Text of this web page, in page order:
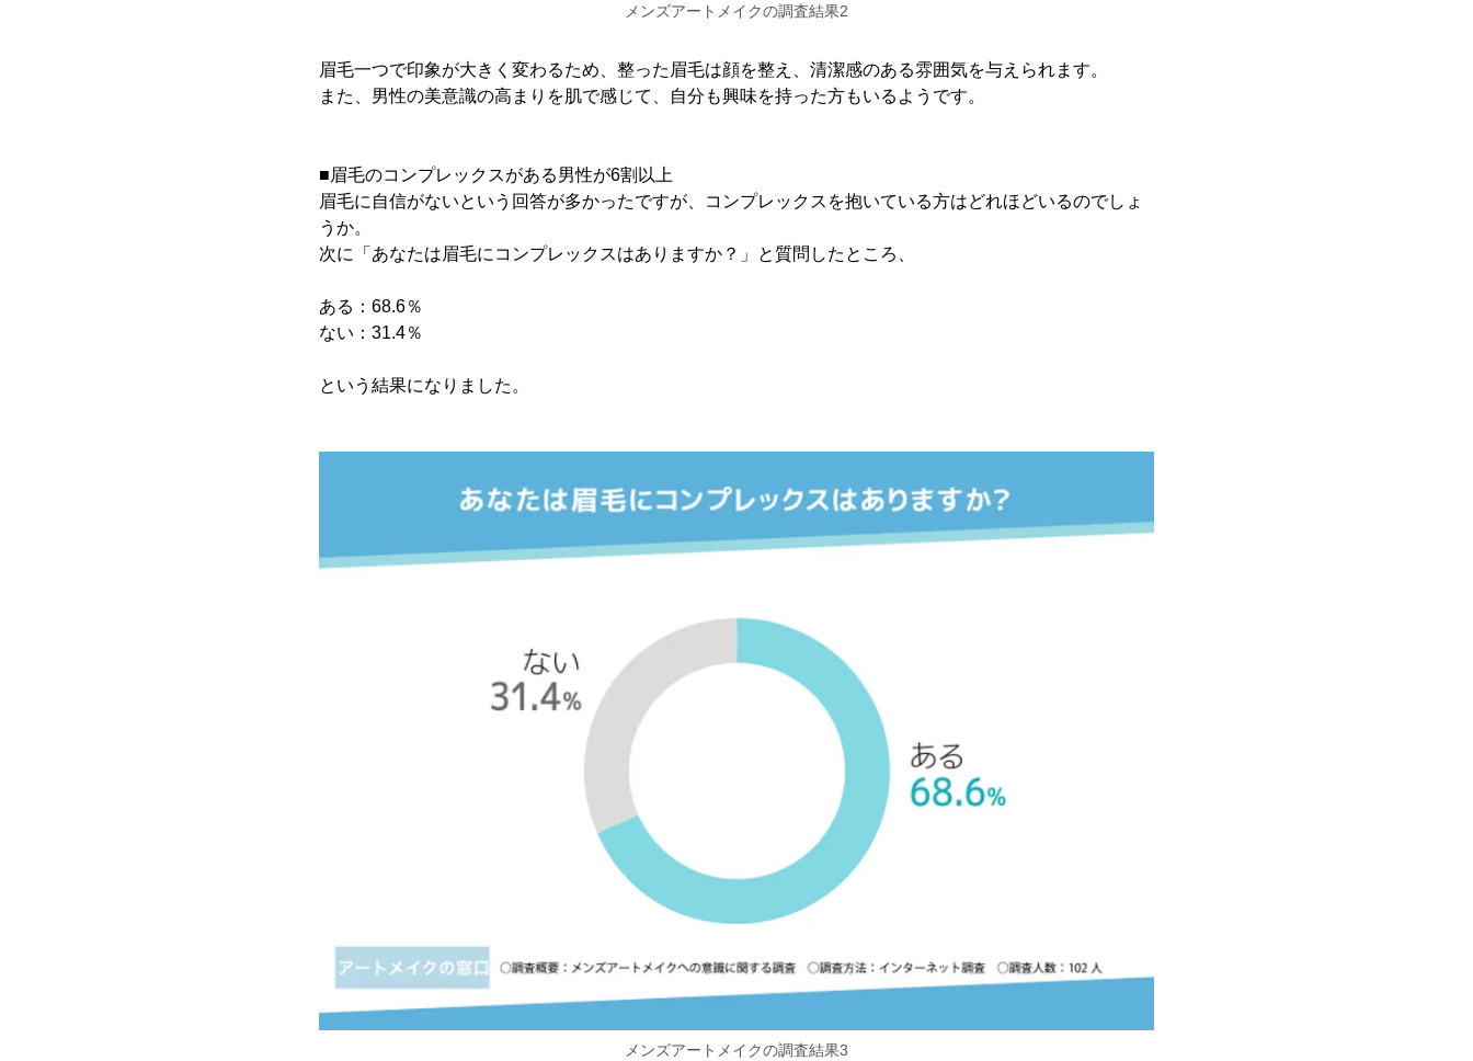
メンズアートメイクの調査結果2
眉毛一つで印象が大きく変わるため、整った眉毛は顔を整え、清潔感のある雰囲気を与えられます。
また、男性の美意識の高まりを肌で感じて、自分も興味を持った方もいるようです。
■眉毛のコンプレックスがある男性が6割以上
眉毛に自信がないという回答が多かったですが、コンプレックスを抱いている方はどれほどいるのでしょ
うか。
次に「あなたは眉毛にコンプレックスはありますか？」と質問したところ、
ある：68.6％
ない：31.4％
という結果になりました。
メンズアートメイクの調査結果3